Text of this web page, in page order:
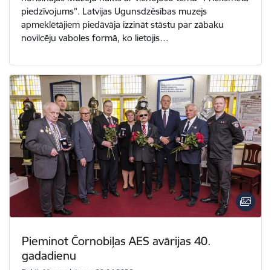
piedzīvojums”. Latvijas Ugunsdzēsības muzejs
apmeklētājiem piedāvāja izzināt stāstu par zābaku
novilcēju vaboles formā, ko lietojis…
Pieminot Čornobiļas AES avārijas 40.
gadadienu